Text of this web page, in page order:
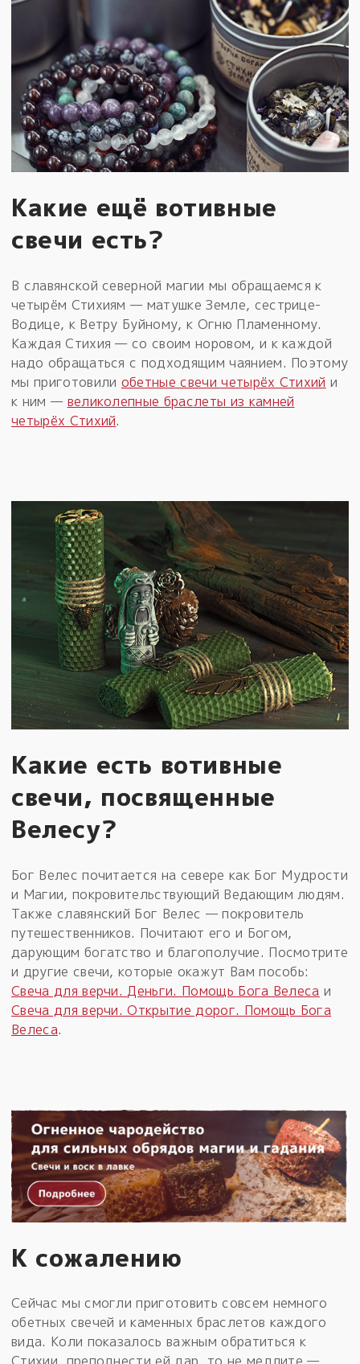
Какие ещё вотивные
свечи есть?
В славянской северной магии мы обращаемся к
четырём Стихиям — матушке Земле, сестрице-
Водице, к Ветру Буйному, к Огню Пламенному.
Каждая Стихия — со своим норовом, и к каждой
надо обращаться с подходящим чаянием. Поэтому
мы приготовили обетные свечи четырёх Стихий и
к ним — великолепные браслеты из камней
четырёх Стихий.
Какие есть вотивные
свечи, посвященные
Велесу?
Бог Велес почитается на севере как Бог Мудрости
и Магии, покровительствующий Ведающим людям.
Также славянский Бог Велес — покровитель
путешественников. Почитают его и Богом,
дарующим богатство и благополучие. Посмотрите
и другие свечи, которые окажут Вам пособь:
Свеча для верчи. Деньги. Помощь Бога Велеса и
Свеча для верчи. Открытие дорог. Помощь Бога
Велеса.
К сожалению
Сейчас мы смогли приготовить совсем немного
обетных свечей и каменных браслетов каждого
вида. Коли показалось важным обратиться к